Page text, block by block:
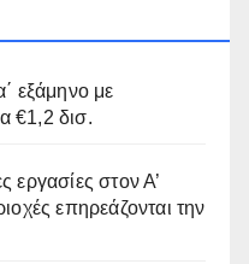
εξάμηνο με
€1,2 δισ.
εργασίες στον Α’
επηρεάζονται την